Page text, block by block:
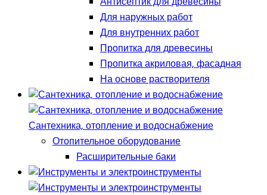
Для наружных работ
Для внутренних работ
Пропитка для древесины
Пропитка акриловая, фасадная
На основе растворителя
Сантехника, отопление и водоснабжение
Отопительное оборудование
Расширительные баки